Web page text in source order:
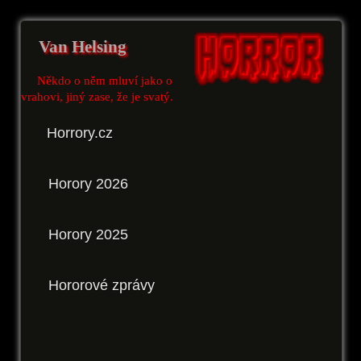
Van Helsing
Někdo o něm mluví jako o
vrahovi, jiný zase, že je svatý.
Horrory.cz
Horory 2026
Horory 2025
Hororové zprávy